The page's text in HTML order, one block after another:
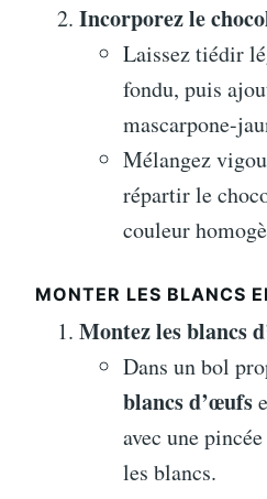
Incorporez le
Laissez tiédir
fondu, puis
mascarpone-
Mélangez
répartir le
couleur
MONTER LES BLANCS
Montez les blancs
Dans un bol
blancs d’œufs
avec une
les blancs.